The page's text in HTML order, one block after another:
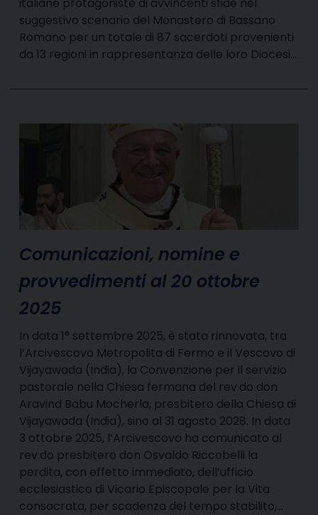
suggestivo scenario del Monastero di Bassano
Romano per un totale di 87 sacerdoti provenienti
da 13 regioni in rappresentanza delle loro Diocesi…
Comunicazioni, nomine e
provvedimenti al 20 ottobre
2025
In data 1° settembre 2025, è stata rinnovata, tra
l’Arcivescovo Metropolita di Fermo e il Vescovo di
Vijayawada (India), la Convenzione per il servizio
pastorale nella Chiesa fermana del rev.do don
Aravind Babu Mocherla, presbitero della Chiesa di
Vijayawada (India), sino al 31 agosto 2028. In data
3 ottobre 2025, l’Arcivescovo ha comunicato al
rev.do presbitero don Osvaldo Riccobelli la
perdita, con effetto immediato, dell’ufficio
ecclesiastico di Vicario Episcopale per la Vita
consacrata, per scadenza del tempo stabilito,…